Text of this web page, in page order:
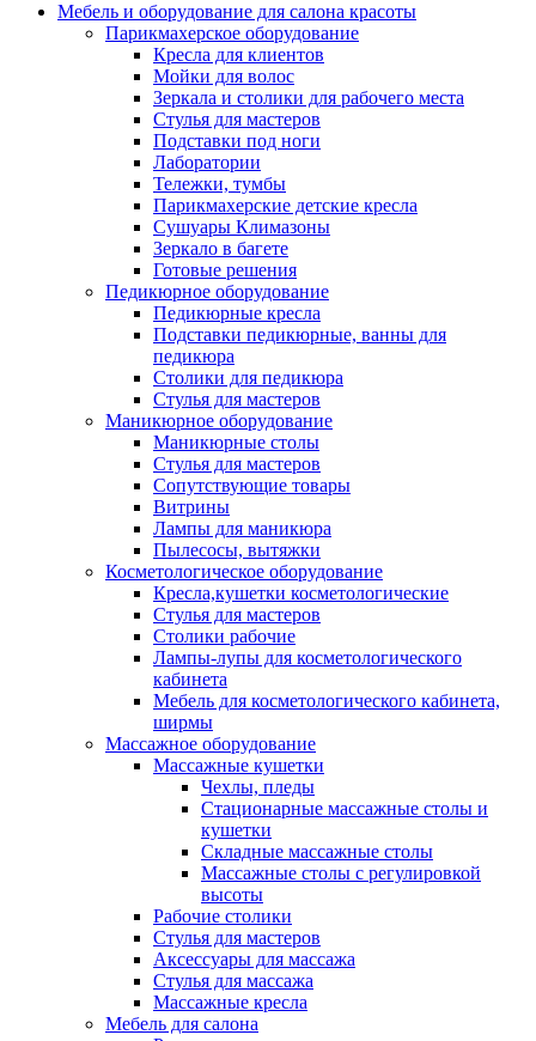
Мебель и оборудование для салона красоты
Парикмахерское оборудование
Кресла для клиентов
Мойки для волос
Зеркала и столики для рабочего места
Стулья для мастеров
Подставки под ноги
Лаборатории
Тележки, тумбы
Парикмахерские детские кресла
Сушуары Климазоны
Зеркало в багете
Готовые решения
Педикюрное оборудование
Педикюрные кресла
Подставки педикюрные, ванны для
педикюра
Столики для педикюра
Стулья для мастеров
Маникюрное оборудование
Маникюрные столы
Стулья для мастеров
Сопутствующие товары
Витрины
Лампы для маникюра
Пылесосы, вытяжки
Косметологическое оборудование
Кресла,кушетки косметологические
Стулья для мастеров
Столики рабочие
Лампы-лупы для косметологического
кабинета
Мебель для косметологического кабинета,
ширмы
Массажное оборудование
Массажные кушетки
Чехлы, пледы
Стационарные массажные столы и
кушетки
Складные массажные столы
Массажные столы с регулировкой
высоты
Рабочие столики
Стулья для мастеров
Аксессуары для массажа
Стулья для массажа
Массажные кресла
Мебель для салона